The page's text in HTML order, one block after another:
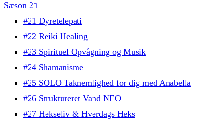
Sæson 2
#21 Dyretelepati
#22 Reiki Healing
#23 Spirituel Opvågning og Musik
#24 Shamanisme
#25 SOLO Taknemlighed for dig med Anabella
#26 Struktureret Vand NEO
#27 Hekseliv & Hverdags Heks